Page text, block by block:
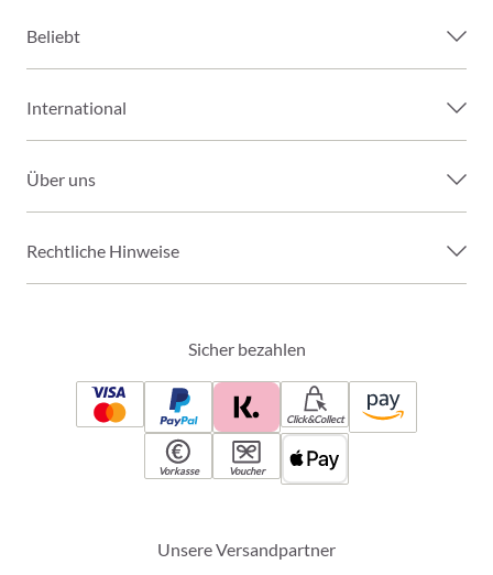
Beliebt
International
Über uns
Rechtliche Hinweise
Sicher bezahlen
Click&Collect
Vorkasse Voucher
Unsere Versandpartner